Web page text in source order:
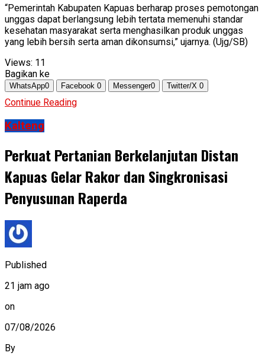
“Pemerintah Kabupaten Kapuas berharap proses pemotongan
unggas dapat berlangsung lebih tertata memenuhi standar
kesehatan masyarakat serta menghasilkan produk unggas
yang lebih bersih serta aman dikonsumsi,” ujarnya. (Ujg/SB)
Views: 11
Bagikan ke
WhatsApp0 Facebook 0 Messenger0 Twitter/X 0
Continue Reading
Kalteng
Perkuat Pertanian Berkelanjutan Distan
Kapuas Gelar Rakor dan Singkronisasi
Penyusunan Raperda
Published
21 jam ago
on
07/08/2026
By